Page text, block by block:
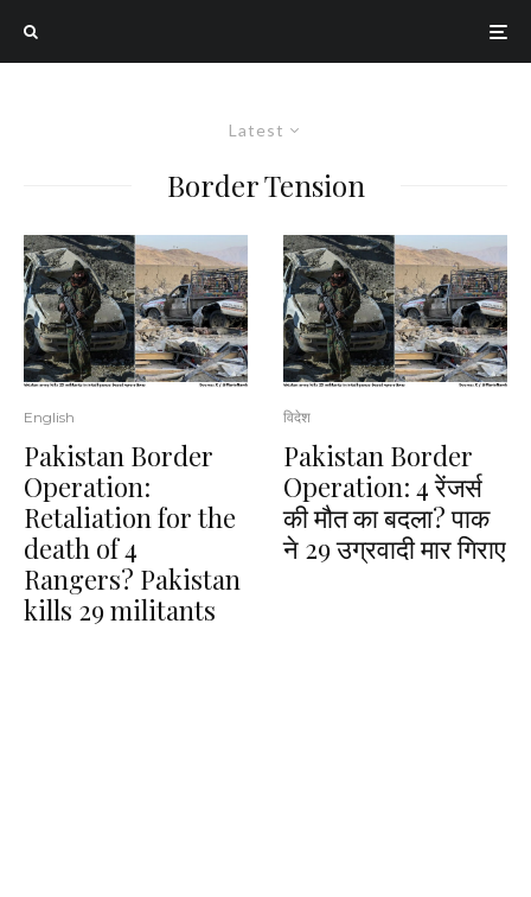
Latest
Border Tension
English
Pakistan Border
Operation:
Retaliation for the
death of 4
Rangers? Pakistan
kills 29 militants
विदेश
Pakistan Border
Operation: 4 रेंजर्स
की मौत का बदला? पाक
ने 29 उग्रवादी मार गिराए